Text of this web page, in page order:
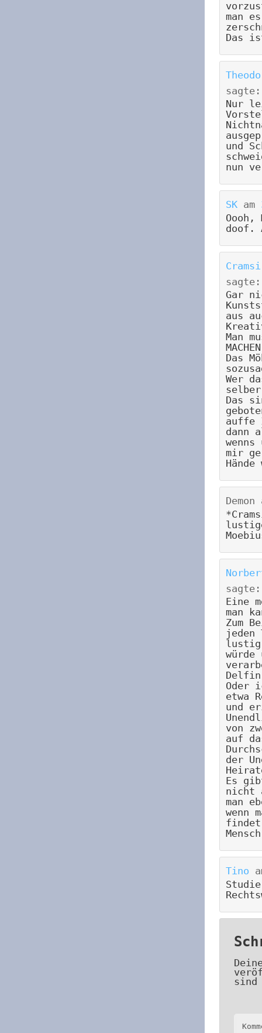
man
Das
sagte:
Nur
und
nun
SK am
doof.
Cramsi
sagte:
Gar
aus
Man
Das
Wer
Das
auffe
dann
mir
Demon
sagte:
Eine
man
Zum
jeden
lustig.
würde
Oder
etwa
und
von
auf
der
Es
nicht
man
wenn
Tino